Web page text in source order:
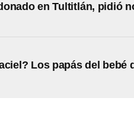
en Tultitlán, pidió
Los papás del bebé